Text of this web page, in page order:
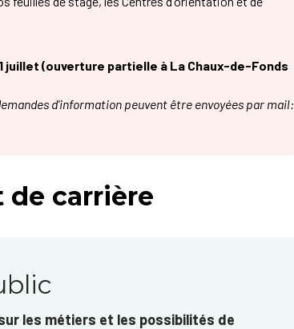
juillet (ouverture partielle à La Chaux-de-Fonds
d'information peuvent être envoyées par mail:
carrière
les métiers et les possibilités de